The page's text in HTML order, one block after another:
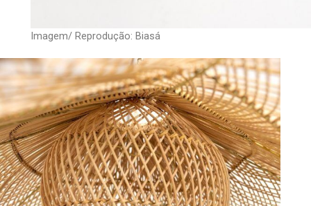
Imagem/ Reprodução: Biasá